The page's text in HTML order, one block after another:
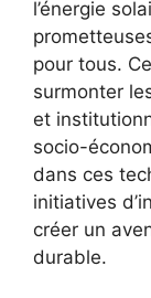
l’énergie⁣
pour tous.
⁣surmonter⁣
et
socio-
dans ces
initiatives
créer un
durable.